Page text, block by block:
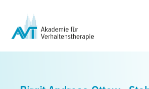
springen